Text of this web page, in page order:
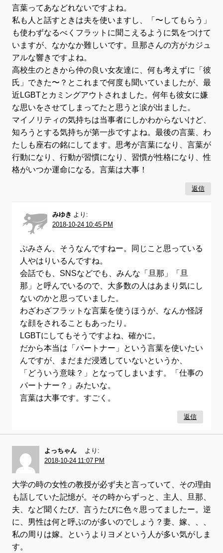
言葉ってあなどれないですよね。
私も人と話すときは夫を使いますし、「〜してもらう」
も使わずなるべくフラットに聞こえるように気をつけて
いますが、なかなか難しいです。旦那さんの方がカジュ
アルな響きですよね。
高校生のときから仲の良い女友達に、何も考えずに「彼
氏」できた〜？とこれまで何度も聞いていましたが、最
近LGBTとカミングアウトされました。何年も彼女に嫌
な思いをさせてしまってたと思うと涙が出ました。
マイノリティの気持ちは当事者にしかわからないけど、
知ろうとする気持ちが第一歩ですよね。最後の言葉、わ
たしも座右の銘にしてます。思考が言葉になり、言葉が
行動になり、行動が習慣になり、習慣が性格になり、性
格がいつか運命になる。言葉は大事！
返信
みゆき より:
2018-10-24 10:45 PM
ぷみさん、そうなんですねー。同じこと思っている
人やはりいるんですね。
会話でも、SNSなどでも、みんな「旦那」「旦
那」と呼んでいるので、大多数の人はあまり気にし
ないのかと思っていました。
わざわざフラットな言葉を使うほうが、なんか怪訝
な顔をされることもあったり。
LGBTにしてもそうですよね、確かに。
だから本当は「パートナー」という言葉を使いたい
んですが、まだまだ浸透していないというか、
「どういう意味？」となってしまいます。「仕事の
パートナー？」みたいな。
言葉は大事です。すごく。
返信
よっちゃん
より:
2018-10-24 11:07 PM
大学の時の女性の教授が必ず夫と言っていて、その理由
も話していた記憶が。その時からずっと、主人、旦那、
夫、など聞くたび、言うたびに色々思ってましたー。逆
に、男性は何と呼ぶのが多いのでしょう？妻、嫁、、、
私の周りは嫁。というよりヨメという人が多い気がしま
す。